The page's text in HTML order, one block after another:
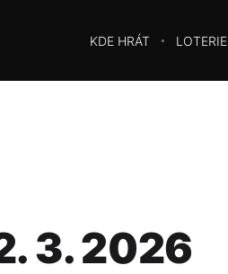
KDE HRÁT LOTERIE
3. 2026